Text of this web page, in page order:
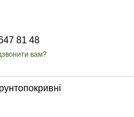
81 48
вам?